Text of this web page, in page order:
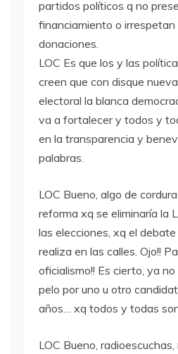
partidos políticos q no
financiamiento o irrespetan
donaciones.
LOC Es que los y las
creen que con disque
electoral la blanca
va a fortalecer y todos y
en la transparencia y
palabras.
LOC Bueno, algo de
reforma xq se eliminaría la
las elecciones, xq el
realiza en las calles. Ojo!!
oficialismo!! Es cierto, ya
pelo por uno u otro
años… xq todos y todas
LOC Bueno,